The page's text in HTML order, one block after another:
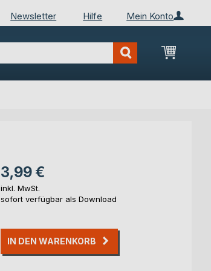
Mein Konto
Newsletter Hilfe
Mein
3,99 €
inkl. MwSt.
sofort verfügbar als Download
IN DEN WARENKORB